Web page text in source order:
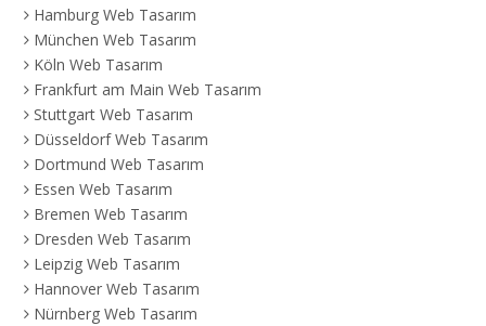
Hamburg Web Tasarım
München Web Tasarım
Köln Web Tasarım
Frankfurt am Main Web Tasarım
Stuttgart Web Tasarım
Düsseldorf Web Tasarım
Dortmund Web Tasarım
Essen Web Tasarım
Bremen Web Tasarım
Dresden Web Tasarım
Leipzig Web Tasarım
Hannover Web Tasarım
Nürnberg Web Tasarım